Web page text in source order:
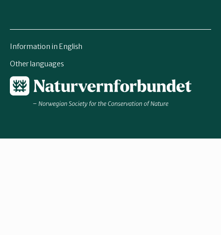
Information in English
Other languages